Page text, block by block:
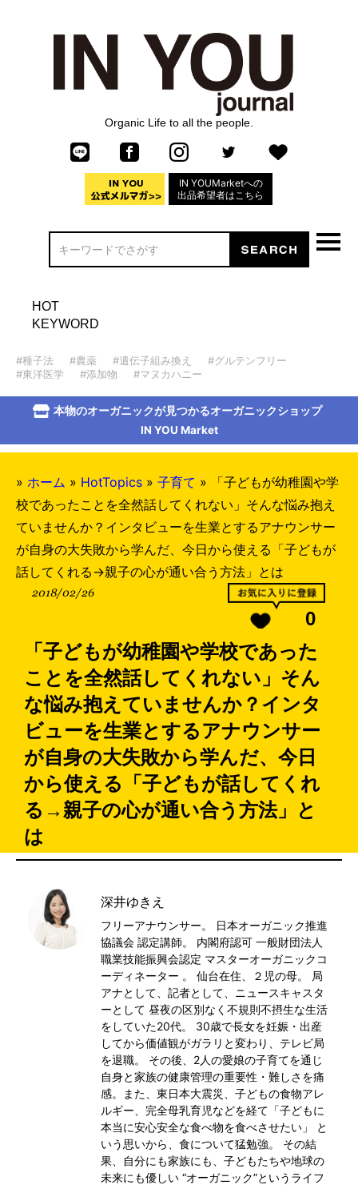
Organic Life to all the people.
IN YOUMarketへの
出品希望者はこちら
HOT
KEYWORD
#種子法 #農薬 #遺伝子組み換え
#グルテンフリー
#東洋医学
#添加物 #マヌカハニー
本物のオーガニックが見つかるオーガニックショップ
IN YOU Market
» ホーム » HotTopics » 子育て »
「子どもが幼稚園や学
校であったことを全然話してくれない」そんな悩み抱え
ていませんか？インタビューを生業とするアナウンサー
が自身の大失敗から学んだ、今日から使える「子どもが
話してくれる→親子の心が通い合う方法」とは
2018/02/26
0
「子どもが幼稚園や学校であった
ことを全然話してくれない」そん
な悩み抱えていませんか？インタ
ビューを生業とするアナウンサー
が自身の大失敗から学んだ、今日
から使える「子どもが話してくれ
る→親子の心が通い合う方法」と
は
深井ゆきえ
フリーアナウンサー。 日本オーガニック推進
協議会 認定講師。 内閣府認可 一般財団法人
職業技能振興会認定 マスターオーガニックコ
ーディネーター 。 仙台在住、２児の母。 局
アナとして、記者として、ニュースキャスタ
ーとして 昼夜の区別なく不規則不摂生な生活
をしていた20代。 30歳で長女を妊娠・出産
してから価値観がガラリと変わり、テレビ局
を退職。 その後、2人の愛娘の子育てを通じ
自身と家族の健康管理の重要性・難しさを痛
感。また、東日本大震災、子どもの食物アレ
ルギー、完全母乳育児などを経て「子どもに
本当に安心安全な食べ物を食べさせたい」 と
いう思いから、食について猛勉強。 その結
果、自分にも家族にも、子どもたちや地球の
未来にも優しい “オーガニック”というライフ